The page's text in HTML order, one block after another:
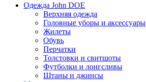
Одежда John DOE
Верхняя одежда
Головные уборы и аксессуары
Жилеты
Обувь
Перчатки
Толстовки и свитшоты
Футболки и лонгсливы
Штаны и джинсы